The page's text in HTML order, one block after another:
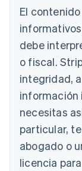
El
debe
o fiscal.
integridad,
información
necesitas
particular,
abogado o
licencia
Alemania
Australia
English
Austria
Deutsch
Bélgica
Nederlands
Português
Bulgaria
English